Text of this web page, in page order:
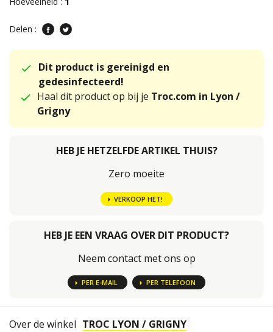
Delen :
Dit product is gereinigd en
gedesinfecteerd!
Haal dit product op bij je Troc.com in Lyon /
Grigny
HEB JE HETZELFDE ARTIKEL THUIS?
Zero moeite
VERKOOP HET!
HEB JE EEN VRAAG OVER DIT PRODUCT?
Neem contact met ons op
PER E-MAIL PER TELEFOON
Over de winkel TROC LYON / GRIGNY